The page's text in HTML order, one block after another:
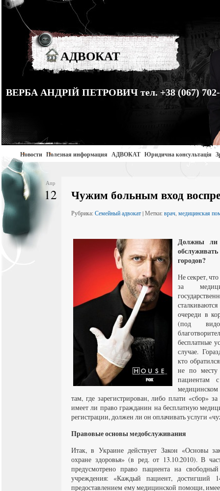
АДВОКАТ
ВЕРБА АНДРІЙ ПЕТРОВИЧ тел. +38 (067) 702-
Новости Полезная информация АДВОКАТ Юридична консультація
Апр
12 Чужим больным вход
Рубрика: Семейный адвокат| Метки: врач медицинская
Должны ли
городов?
Не секрет,
за
очереди в
(под
бесплатные
случае.
кто
не по месту
пациентам
там, где зарегистрирован, либо плати «сбор»
имеет ли право гражданин на бесплатную
регистрации, должен ли он оплачивать услуги
Правовые основы медобслуживания
Итак, в Украине действует Закон «Основы
охране здоровья» (в ред. от 13.10.2010). В
предусмотрено право пациента на
учреждения: «Каждый пациент, достигший
предоставлением ему медицинской помощи,